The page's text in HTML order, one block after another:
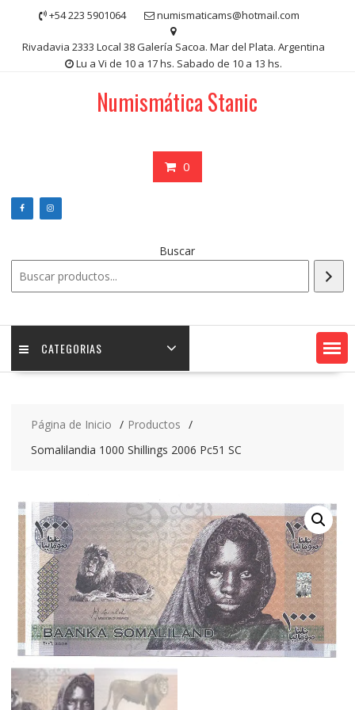
contenido
+54 223 5901064 numismaticams@hotmail.com
Rivadavia 2333 Local 38 Galería Sacoa. Mar del Plata. Argentina
Lu a Vi de 10 a 17 hs. Sabado de 10 a 13 hs.
Numismática Stanic
0
Buscar
CATEGORIAS
Página de Inicio
Productos
Somalilandia 1000 Shillings 2006 Pc51 SC